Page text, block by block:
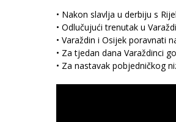
• Nakon slavlja u derbiju s
• Odlučujući trenutak u
• Varaždin i Osijek poravnati
• Za tjedan dana Varaždinci
• Za nastavak pobjedničkog